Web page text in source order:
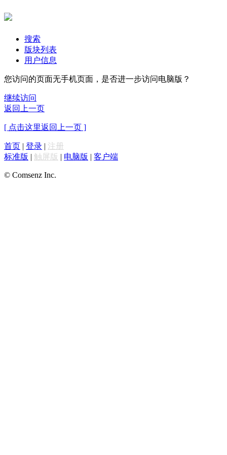
搜索
版块列表
用户信息
您访问的页面无手机页面，是否进一步访问电脑版？
继续访问
返回上一页
[ 点击这里返回上一页 ]
首页 | 登录 | 注册
标准版 | 触屏版 | 电脑版 | 客户端
© Comsenz Inc.